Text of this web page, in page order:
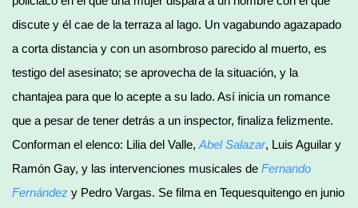
discute y él cae de la terraza al lago. Un vagabundo agazapado
a corta distancia y con un asombroso parecido al muerto, es
testigo del asesinato; se aprovecha de la situación, y la
chantajea para que lo acepte a su lado. Así inicia un romance
que a pesar de tener detrás a un inspector, finaliza felizmente.
Conforman el elenco: Lilia del Valle, Abel Salazar, Luis Aguilar y
Ramón Gay, y las intervenciones musicales de Fernando
Fernández y Pedro Vargas. Se filma en Tequesquitengo en junio